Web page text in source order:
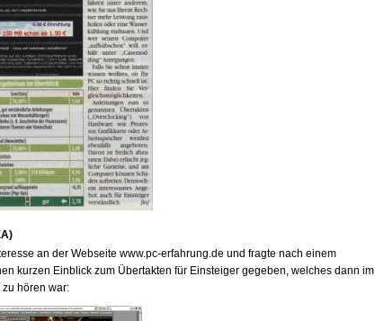
an der Webseite www.pc-erfahrung.de und fragte nach einem
kurzen Einblick zum Übertakten für Einsteiger gegeben, welches dann im
zu hören war: